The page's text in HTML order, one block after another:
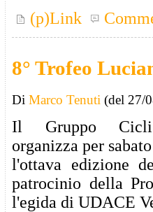
(p)Link
8° Trofeo
Di Marco Tenuti (del 27/
Il Gruppo
organizza per
l'ottava edizione
patrocinio della
l'egida di UDACE